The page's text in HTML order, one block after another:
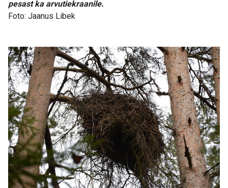
pesast ka arvutiekraanile.
Foto: Jaanus Libek